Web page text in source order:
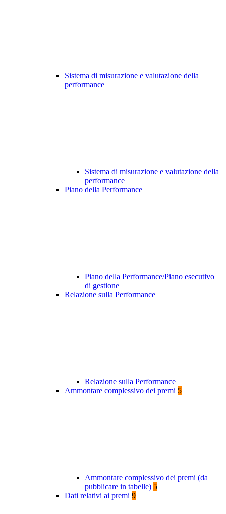
Sistema di misurazione e valutazione della
performance
Sistema di misurazione e valutazione della
performance
Piano della Performance
Piano della Performance/Piano esecutivo
di gestione
Relazione sulla Performance
Relazione sulla Performance
Ammontare complessivo dei premi 5
Ammontare complessivo dei premi (da
pubblicare in tabelle) 5
Dati relativi ai premi 9